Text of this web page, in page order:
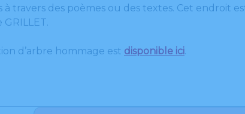
à travers des poèmes ou des textes. Cet endroit
d’arbre hommage est disponible ici.